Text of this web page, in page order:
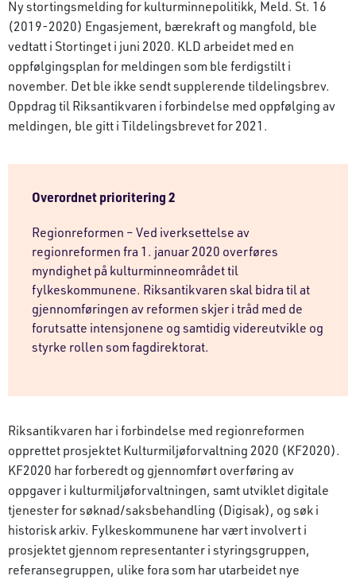
Ny stortingsmelding for kulturminnepolitikk, Meld. St. 16
(2019-2020) Engasjement, bærekraft og mangfold, ble
vedtatt i Stortinget i juni 2020. KLD arbeidet med en
oppfølgingsplan for meldingen som ble ferdigstilt i
november. Det ble ikke sendt supplerende tildelingsbrev.
Oppdrag til Riksantikvaren i forbindelse med oppfølging av
meldingen, ble gitt i Tildelingsbrevet for 2021.
Overordnet prioritering 2
Regionreformen – Ved iverksettelse av
regionreformen fra 1. januar 2020 overføres
myndighet på kulturminneområdet til
fylkeskommunene. Riksantikvaren skal bidra til at
gjennomføringen av reformen skjer i tråd med de
forutsatte intensjonene og samtidig videreutvikle og
styrke rollen som fagdirektorat.
Riksantikvaren har i forbindelse med regionreformen
opprettet prosjektet Kulturmiljøforvaltning 2020 (KF2020).
KF2020 har forberedt og gjennomført overføring av
oppgaver i kulturmiljøforvaltningen, samt utviklet digitale
tjenester for søknad/saksbehandling (Digisak), og søk i
historisk arkiv. Fylkeskommunene har vært involvert i
prosjektet gjennom representanter i styringsgruppen,
referansegruppen, ulike fora som har utarbeidet nye